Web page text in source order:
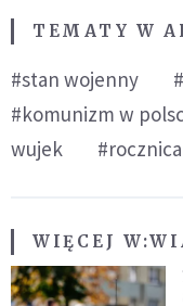
TEMATY W
#stan wojenny
#komunizm w
wujek
WIĘCEJ W: